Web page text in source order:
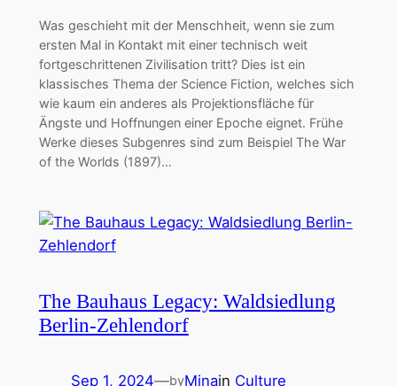
Was geschieht mit der Menschheit, wenn sie zum
ersten Mal in Kontakt mit einer technisch weit
fortgeschrittenen Zivilisation tritt? Dies ist ein
klassisches Thema der Science Fiction, welches sich
wie kaum ein anderes als Projektionsfläche für
Ängste und Hoffnungen einer Epoche eignet. Frühe
Werke dieses Subgenres sind zum Beispiel The War
of the Worlds (1897)…
The Bauhaus Legacy: Waldsiedlung
Berlin-Zehlendorf
Sep 1, 2024—byMinain Culture